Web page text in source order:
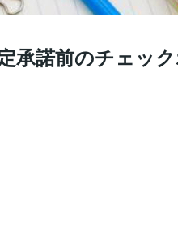
承諾前のチェッ